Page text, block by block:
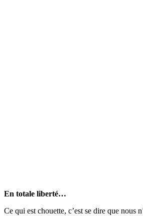
En totale liberté…
Ce qui est chouette, c’est se dire que nous